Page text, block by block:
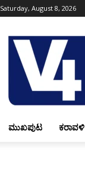
Saturday, August 8, 2026
ಮುಖಪುಟ ಕರಾವಳಿ